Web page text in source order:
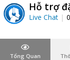
Hỗ trợ
Live Chat
Tổng Quan